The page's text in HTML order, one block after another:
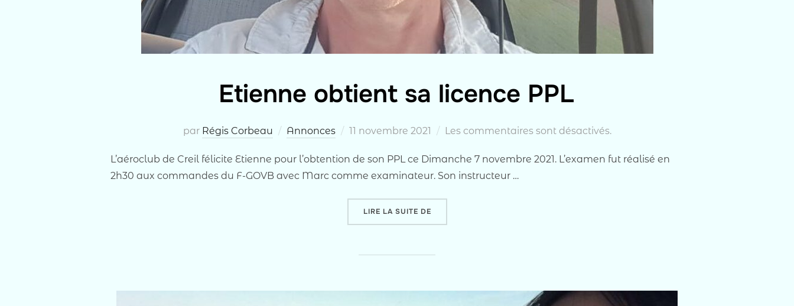
Etienne obtient sa licence PPL
par Régis Corbeau Annonces
Publié
11 novembre 2021 Les commentaires sont désactivés.
L’aéroclub de Creil félicite Etienne pour l’obtention de son PPL ce Dimanche 7 novembre 2021. L’examen fut réalisé en
2h30 aux commandes du F-GOVB avec Marc comme examinateur. Son instructeur …
LIRE LA SUITE DE« ETIENNE OBTIENT SA LICENCE PPL »